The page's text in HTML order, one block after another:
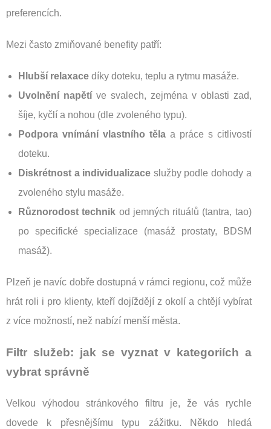
preferencích.
Mezi často zmiňované benefity patří:
Hlubší relaxace díky doteku, teplu a rytmu masáže.
Uvolnění napětíve svalech, zejména v oblasti zad,
šíje, kyčlí a nohou (dle zvoleného typu).
Podpora vnímání vlastního tělaa práce s citlivostí
doteku.
Diskrétnost a individualizace služby podle dohody a
zvoleného stylu masáže.
Různorodost technik od jemných rituálů (tantra, tao)
po specifické specializace (masáž prostaty, BDSM
masáž).
Plzeň je navíc dobře dostupná v rámci regionu, což může
hrát roli i pro klienty, kteří dojíždějí z okolí a chtějí vybírat
z více možností, než nabízí menší města.
Filtr služeb: jak se vyznat v kategoriích a
vybrat správně
Velkou výhodou stránkového filtru je, že vás rychle
dovede k přesnějšímu typu zážitku. Někdo hledá